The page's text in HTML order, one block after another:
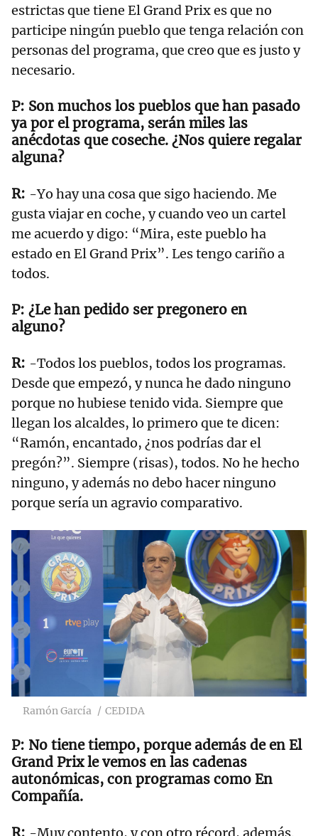
estrictas que tiene El Grand Prix es que no
participe ningún pueblo que tenga relación con
personas del programa, que creo que es justo y
necesario.
Son muchos los pueblos que han pasado
ya por el programa, serán miles las
anécdotas que coseche. ¿Nos quiere regalar
alguna?
-Yo hay una cosa que sigo haciendo. Me
gusta viajar en coche, y cuando veo un cartel
me acuerdo y digo: “Mira, este pueblo ha
estado en El Grand Prix”. Les tengo cariño a
todos.
¿Le han pedido ser pregonero en
alguno?
-Todos los pueblos, todos los programas.
Desde que empezó, y nunca he dado ninguno
porque no hubiese tenido vida. Siempre que
llegan los alcaldes, lo primero que te dicen:
“Ramón, encantado, ¿nos podrías dar el
pregón?”. Siempre (risas), todos. No he hecho
ninguno, y además no debo hacer ninguno
porque sería un agravio comparativo.
Ramón García CEDIDA
No tiene tiempo, porque además de en El
Grand Prix le vemos en las cadenas
autonómicas, con programas como En
Compañía.